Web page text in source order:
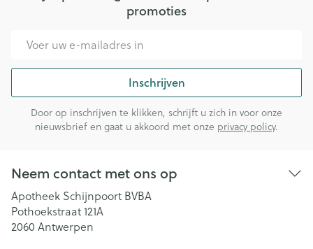
promoties
Inschrijven
Door op inschrijven te klikken, schrijft u zich in voor onze
nieuwsbrief en gaat u akkoord met onze privacy policy.
Neem contact met ons op
Apotheek Schijnpoort BVBA
Pothoekstraat 121A
2060 Antwerpen